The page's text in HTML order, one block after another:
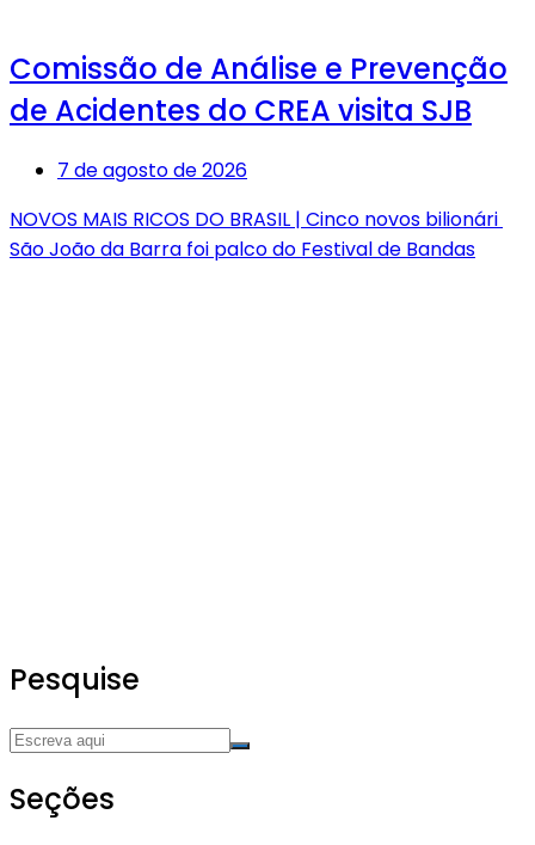
Comissão de Análise e Prevenção
de Acidentes do CREA visita SJB
7 de agosto de 2026
NOVOS MAIS RICOS DO BRASIL | Cinco novos bilionári
São João da Barra foi palco do Festival de Bandas
Pesquise
Seções